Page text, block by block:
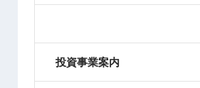
投資事業案内